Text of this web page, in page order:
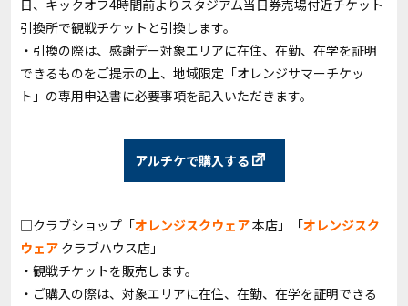
日、キックオフ4時間前よりスタジアム当日券売場付近チケット
引換所で観戦チケットと引換します。
・引換の際は、感謝デー対象エリアに在住、在勤、在学を証明
できるものをご提示の上、地域限定「オレンジサマーチケッ
ト」の専用申込書に必要事項を記入いただきます。
アルチケで購入する
□クラブショップ「オレンジスクウェア本店」「オレンジスク
ウェア クラブハウス店」
・観戦チケットを販売します。
・ご購入の際は、対象エリアに在住、在勤、在学を証明できる